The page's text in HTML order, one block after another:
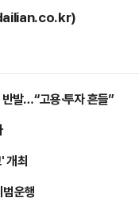
발…“고용·투자 흔들”
개최
운행